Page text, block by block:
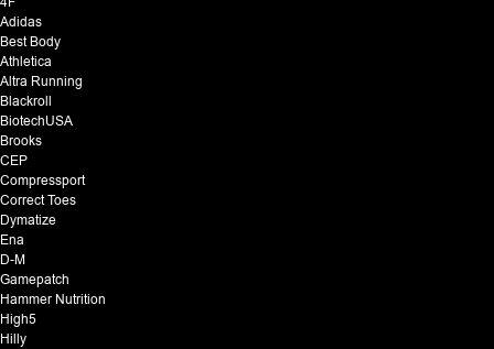
Adidas
Best Body
Athletica
Altra Running
Blackroll
BiotechUSA
Brooks
CEP
Compressport
Correct Toes
Dymatize
Ena
D-M
Gamepatch
Hammer Nutrition
High5
Hilly